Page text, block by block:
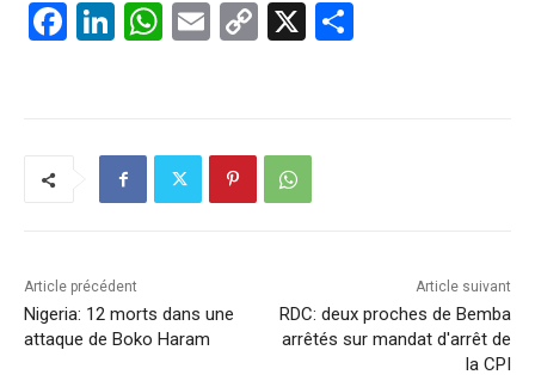
F
k
Li
dI
n
W
A
p
E
C
Li
n
X
Article précédent
Nigeria: 12 morts dans une
attaque de Boko Haram
Article suivant
RDC: deux proches de Bemba
arrêtés sur mandat d'arrêt de
la CPI